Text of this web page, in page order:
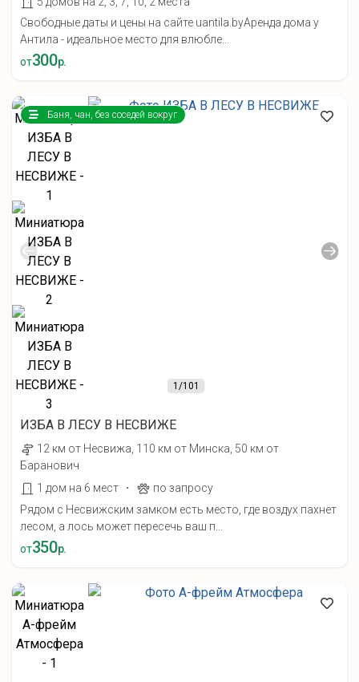
Свободные даты и цены на сайте uantila.byАренда дома у
Антила - идеальное место для влюбле...
от300р.
1 /101
Баня, чан, без соседей вокруг
ИЗБА В ЛЕСУ В НЕСВИЖЕ
12 км от Несвижа, 110 км от Минска, 50 км от
Баранович
1 дом на 6 мест
·
по запросу
Рядом с Несвижским замком есть место, где воздух пахнет
лесом, а лось может пересечь ваш п...
от350р.